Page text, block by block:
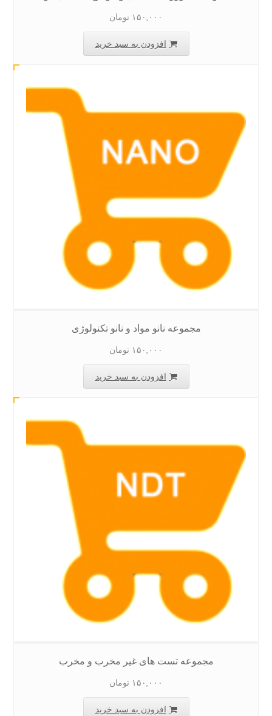
۱۵۰,۰۰۰ تومان
افزودن به سبد خرید
مجموعه نانو مواد و نانو تکنولوژی
۱۵۰,۰۰۰ تومان
افزودن به سبد خرید
مجموعه تست های غیر مخرب و مخرب
۱۵۰,۰۰۰ تومان
افزودن به سبد خرید